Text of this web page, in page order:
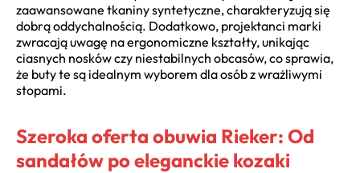
zaawansowane tkaniny syntetyczne, charakteryzują się
dobrą oddychalnością. Dodatkowo, projektanci marki
zwracają uwagę na ergonomiczne kształty, unikając
ciasnych nosków czy niestabilnych obcasów, co sprawia,
że buty te są idealnym wyborem dla osób z wrażliwymi
stopami.
Szeroka oferta obuwia Rieker: Od
sandałów po eleganckie kozaki